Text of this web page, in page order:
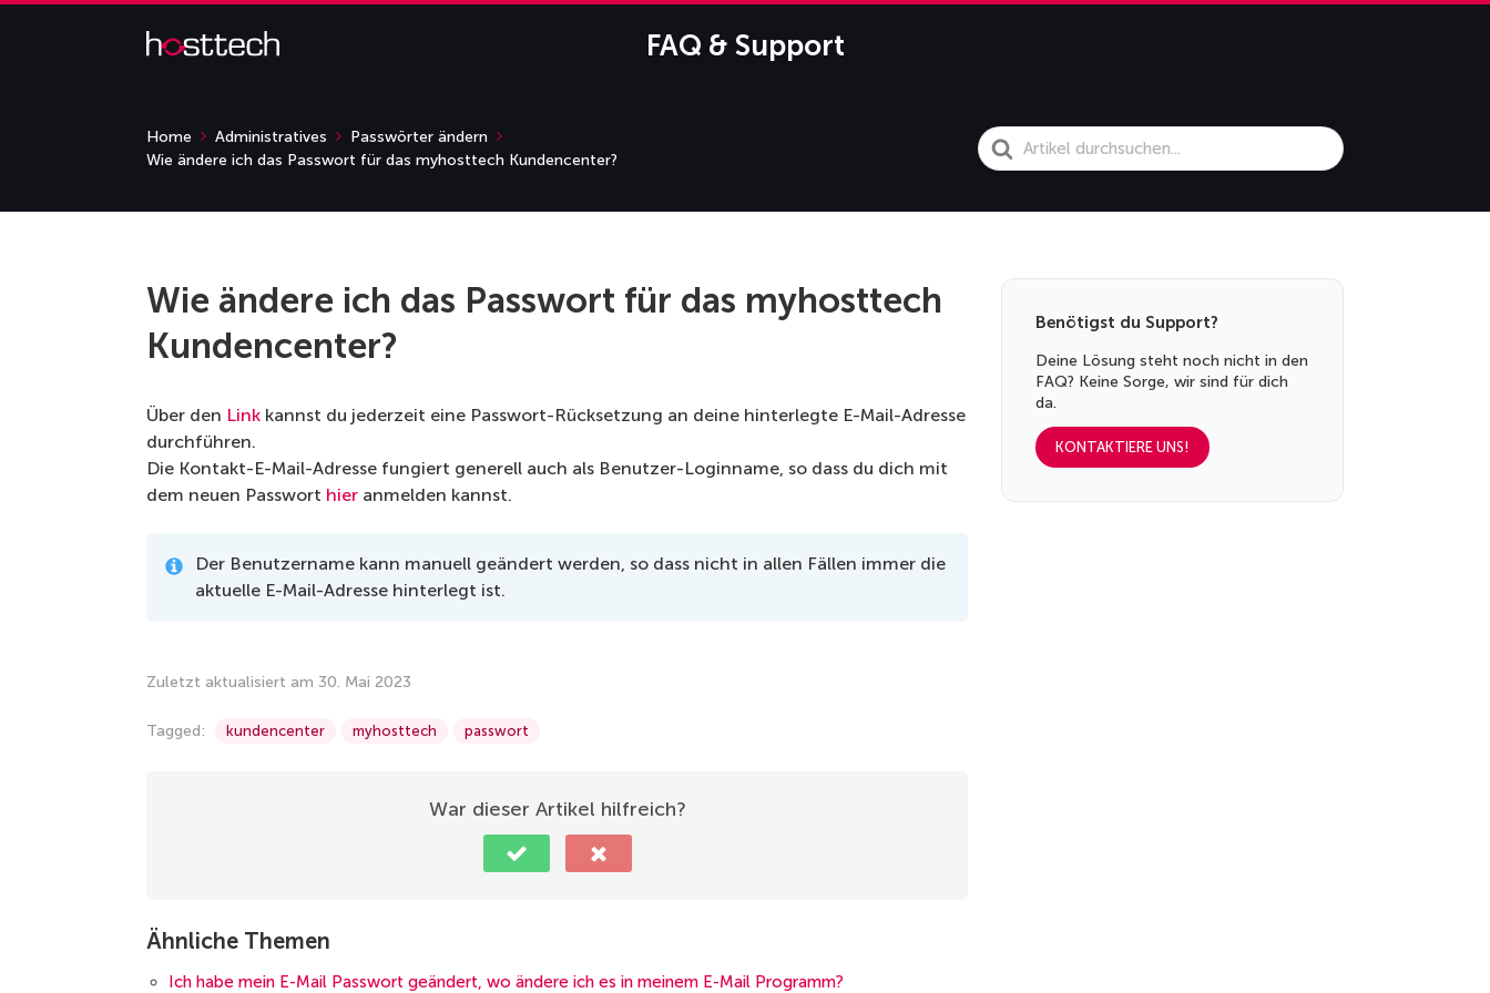
FAQ & Support
Home Administratives
Passwörter ändern
Wie ändere ich das Passwort für das myhosttech Kundencenter?
Search
For
Wie ändere ich das Passwort für das myhosttech
Kundencenter?
Über den Link kannst du jederzeit eine Passwort-Rücksetzung an deine hinterlegte E-Mail-Adresse
durchführen.
Die Kontakt-E-Mail-Adresse fungiert generell auch als Benutzer-Loginname, so dass du dich mit
dem neuen Passwort hier anmelden kannst.
Der Benutzername kann manuell geändert werden, so dass nicht in allen Fällen immer die
aktuelle E-Mail-Adresse hinterlegt ist.
Zuletzt aktualisiert am 30. Mai 2023
Tagged: kundencenter myhosttech passwort
War dieser Artikel hilfreich?
Ähnliche Themen
Ich habe mein E-Mail Passwort geändert, wo ändere ich es in meinem E-Mail Programm?
Benötigst du Support?
Deine Lösung steht noch nicht in den
FAQ? Keine Sorge, wir sind für dich
da.
KONTAKTIERE UNS!